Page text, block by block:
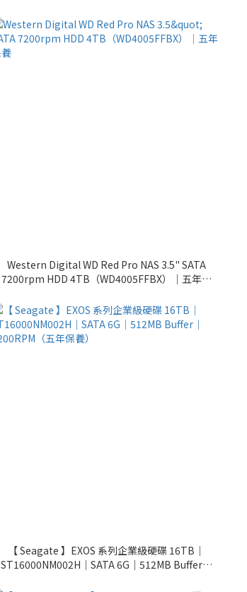
Western Digital WD Red Pro NAS 3.5" SATA
7200rpm HDD 4TB（WD4005FFBX）｜五年保
【 Seagate 】EXOS 系列企業級硬碟 16TB｜
ST16000NM002H｜SATA 6G｜512MB Buffer｜